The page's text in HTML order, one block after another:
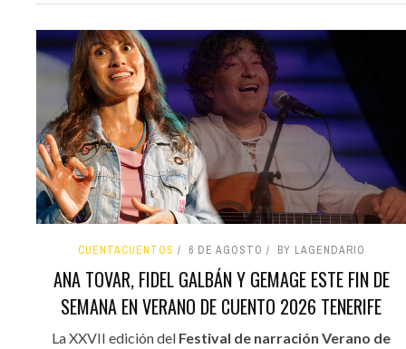
CUENTACUENTOS 6 DE AGOSTO BY LAGENDARIO
ANA TOVAR, FIDEL GALBÁN Y GEMAGE ESTE FIN DE
SEMANA EN VERANO DE CUENTO 2026 TENERIFE
La XXVII edición del Festival de narración Verano de